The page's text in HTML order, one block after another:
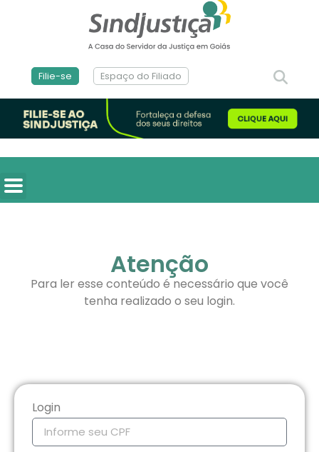
Filie-se Espaço do Filiado
Atenção
Para ler esse conteúdo é necessário que você
tenha realizado o seu login.
Login